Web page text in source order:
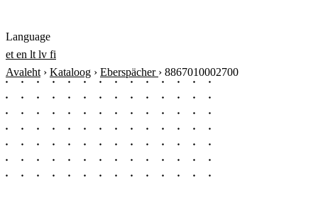
Language
et en lt lv fi
Avaleht › Kataloog › Eberspächer › 8867010002700